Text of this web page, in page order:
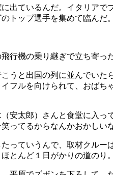
出ているんだ。イタリア
トップ選手を集めて臨ん
行機の乗り継ぎで立ち寄っ
うと出国の列に並んでい
フルを向けられて、おば
安太郎）さんと食堂に入
ってるからなんかおかしい
っていうんで、取材クル
とんど１日がかりの道のり。